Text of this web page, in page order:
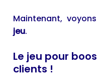
Maintenant,
jeu.
Le jeu pour
clients !